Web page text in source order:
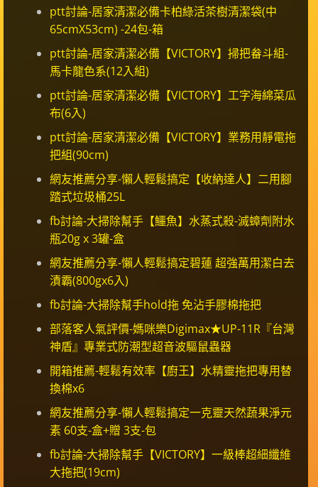
ptt討論-居家清潔必備卡柏綠活茶樹清潔袋(中
65cmX53cm) -24包-箱
ptt討論-居家清潔必備【VICTORY】掃把畚斗組-
馬卡龍色系(12入組)
ptt討論-居家清潔必備【VICTORY】工字海綿菜瓜
布(6入)
ptt討論-居家清潔必備【VICTORY】業務用靜電拖
把組(90cm)
網友推薦分享-懶人輕鬆搞定【收納達人】二用腳
踏式垃圾桶25L
fb討論-大掃除幫手【鱷魚】水蒸式殺-滅蟑劑附水
瓶20g x 3罐-盒
網友推薦分享-懶人輕鬆搞定碧蓮 超強萬用潔白去
漬霸(800gx6入)
fb討論-大掃除幫手hold拖 免沾手膠棉拖把
部落客人氣評價-媽咪樂Digimax★UP-11R『台灣
神盾』專業式防潮型超音波驅鼠蟲器
開箱推薦-輕鬆有效率【廚王】水精靈拖把專用替
換棉x6
網友推薦分享-懶人輕鬆搞定一克靈天然蔬果淨元
素 60支-盒+贈 3支-包
fb討論-大掃除幫手【VICTORY】一級棒超細纖維
大拖把(19cm)